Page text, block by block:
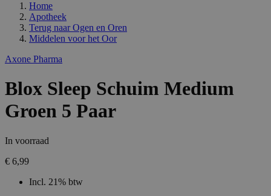
Home
Apotheek
Terug naar Ogen en Oren
Middelen voor het Oor
Axone Pharma
Blox Sleep Schuim Medium
Groen 5 Paar
In voorraad
€ 6,99
Incl. 21% btw